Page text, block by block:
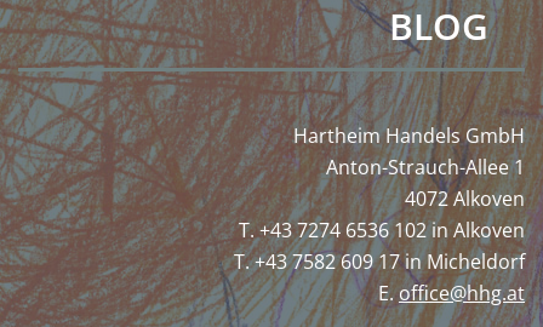
BLOG
Hartheim Handels GmbH
Anton-Strauch-Allee 1
4072 Alkoven
T. +43 7274 6536 102 in Alkoven
T. +43 7582 609 17 in Micheldorf
E.office@hhg.at